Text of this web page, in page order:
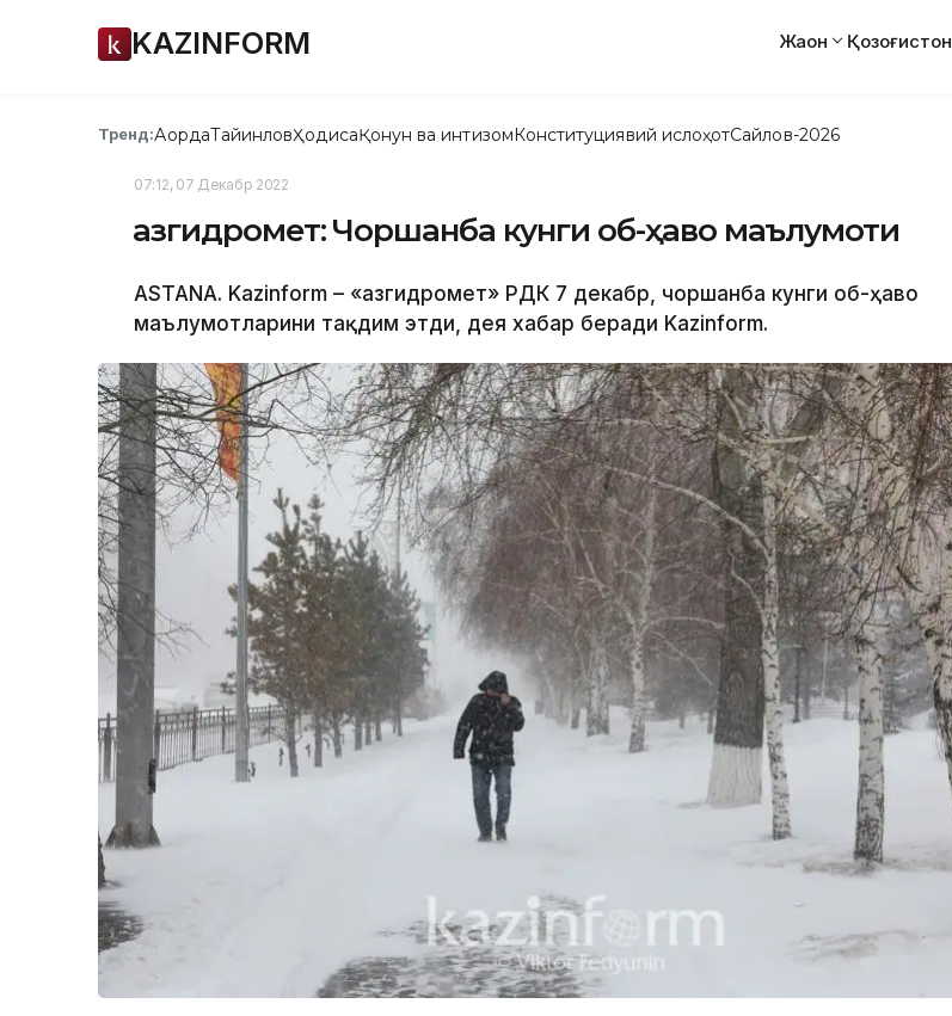
KAZINFORM Жаҳон Қозоғистон
Тренд:АқордаТайинловҲодисаҚонун ва интизомКонституциявий ислоҳотСайлов-2026
07:12, 07 Декабр 2022
Қазгидромет: Чоршанба кунги об-ҳаво маълумоти
ASTANA. Kazinform – «Қазгидромет» РДК 7 декабр, чоршанба кунги об-ҳаво
маълумотларини тақдим этди, дея хабар беради Kazinform.